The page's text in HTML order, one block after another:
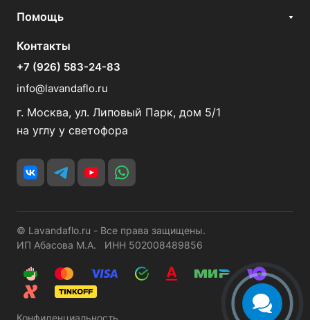
Помощь
Контакты
+7 (926) 583-24-83
info@lavandaflo.ru
г. Москва, ул. Липовый Парк, дом 5/1
на углу у светофора
© Lavandaflo.ru - Все права защищены.
ИП Абасова М.А. ИНН 502008489856